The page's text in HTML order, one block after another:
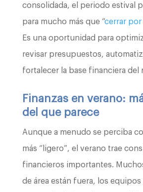
consolidada, el periodo estival
para mucho más que “cerrar por
Es una oportunidad para
revisar presupuestos,
fortalecer la base financiera del
Finanzas en verano:
del que parece
Aunque a menudo se perciba
más “ligero”, el verano trae
financieros importantes.
de área están fuera, los